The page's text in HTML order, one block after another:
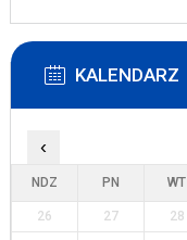
KALENDARZ
‹
NDZ PN WT
26 27 28